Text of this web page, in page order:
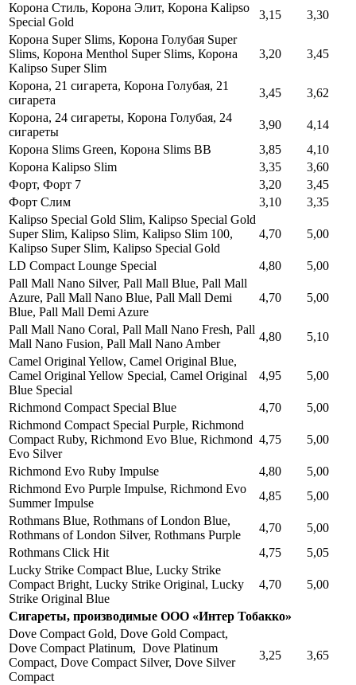
Корона Стиль, Корона Элит, Корона Kalipso
Special Gold
3,15
3,30
Корона Super Slims, Корона Голубая Super
Slims, Корона Menthol Super Slims, Корона
Kalipso Super Slim
3,20 3,45
Корона, 21 сигарета, Корона Голубая, 21
сигарета
3,45
3,62
Корона, 24 сигареты, Корона Голубая, 24
сигареты
3,90
4,14
Корона Slims Green, Корона Slims ВВ
3,85
4,10
Корона Kalipso Slim
3,35
3,60
Форт, Форт 7
3,20
3,45
Форт Слим
3,10
3,35
Kalipso Special Gold Slim, Kalipso Special Gold
Super Slim, Kalipso Slim, Kalipso Slim 100,
Kalipso Super Slim, Kalipso Special Gold
4,70 5,00
LD Compact Lounge Special 4,80
5,00
Pall Mall Nano Silver, Pall Mall Blue, Pall Mall
Azure, Pall Mall Nano Blue, Pall Mall Demi
Blue, Pall Mall Demi Azure
4,70 5,00
Pall Mall Nano Coral, Pall Mall Nano Fresh, Pall
Mall Nano Fusion, Pall Mall Nano Amber
4,80
5,10
Camel Original Yellow, Camel Original Blue,
Camel Original Yellow Special, Camel Original
Blue Special
4,95 5,00
Richmond Compact Special Blue 4,70
5,00
Richmond Compact Special Purple, Richmond
Compact Ruby, Richmond Evo Blue, Richmond
Evo Silver
4,75 5,00
Richmond Evo Ruby Impulse 4,80
5,00
Richmond Evo Purple Impulse, Richmond Evo
Summer Impulse
4,85
5,00
Rothmans Blue, Rothmans of London Blue,
Rothmans of London Silver, Rothmans Purple
4,70
5,00
Rothmans Click Hit
4,75
5,05
Lucky Strike Compact Blue, Lucky Strike
Compact Bright, Lucky Strike Original, Lucky
Strike Original Blue
4,70 5,00
Сигареты, производимые ООО «Интер Тобакко»
Dove Compact Gold, Dove Gold Compact,
Dove Compact Platinum, Dove Platinum
Compact, Dove Compact Silver, Dove Silver
Compact
3,25 3,65